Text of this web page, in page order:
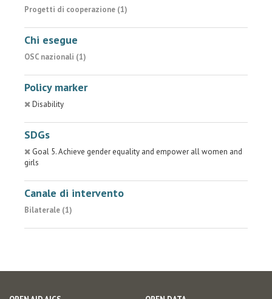
Progetti di cooperazione (1)
Chi esegue
OSC nazionali (1)
Policy marker
Disability
SDGs
Goal 5. Achieve gender equality and empower all women and
girls
Canale di intervento
Bilaterale (1)